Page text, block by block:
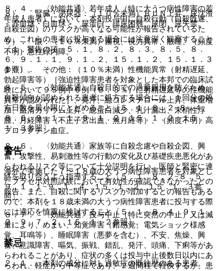
８．４． 〈効能共通〉若年成人（特に大うつ病性障害の若
年成人患者）において、本剤投与中に自殺行動（自殺既遂、
自殺企図）のリスクが高くなる可能性が報告されているた
め、これらの患者に投与する場合には注意深く観察すること
〔１．警告の項、５．１、８．２、８．３、８．５、８．
６、９．１．１、９．１．２、１５．１．２、１５．１．３
参照〕。
８．５． 〈効能共通〉自殺目的での過量服用を防ぐため、
自殺傾向が認められる患者に処方する場合には、１回分の処
方日数を最小限にとどめること〔５．１、８．２−８．４、
８．６、９．１．１、９．１．２、１５．１．２、１５．
１．３参照〕。
８．６． 〈効能共通〉家族等に自殺念慮や自殺企図、興
奮、攻撃性、易刺激性等の行動の変化及び基礎疾患悪化があ
らわれるリスク等について十分説明を行い、医師と緊密に連
絡を取り合うよう指導すること〔５．１、８．２−８．５、
９．１．１−９．１．４、１５．１．２、１５．１．３参
照〕。
８．７． 〈効能共通〉投与中止（特に突然の中止）又は減
量により、めまい、知覚障害（錯感覚、電気ショック様感
覚、耳鳴等）、睡眠障害（悪夢を含む）、不安、焦燥、興
奮、意識障害、嘔気、振戦、錯乱、発汗、頭痛、下痢等があ
らわれることがあり、症状の多くは投与中止後数日以内にあ
らわれ、軽症から中等症であり、２週間程で軽快するが、患
８）． 腎臓・泌尿器：（１０％未満）ＢＵＮ上昇、尿沈渣
＜赤血球・白血球＞、尿蛋白、排尿困難、尿閉、尿失禁。
９）． 眼：（１０％未満）霧視、視力異常、散瞳、（頻度
不明）急性緑内障。
１０）． その他：（１０％未満）性機能異常（射精遅延、
勃起障害等）［強迫性障害患者を対象とした本邦での臨床試
験において９５例中６例（６．３％）に射精遅延等の性機能
異常が認められた］、発汗、総コレステロール上昇、体重増
加、血清カリウム上昇、総蛋白減少、乳汁漏出、末梢性浮
腫、月経障害（不正子宮出血、無月経等）、（頻度不明）高
プロラクチン血症。
警告
海外で実施した７〜１８歳の大うつ病性障害患者を対象とし
たプラセボ対照試験において有効性が確認できなかったとの
報告、また、自殺に関するリスクが増加するとの報告もある
ので、本剤を１８歳未満の大うつ病性障害患者に投与する際
には適応を慎重に検討すること〔５．１、８．４、９．１．
２、９．７．２、１５．１．２参照〕。
禁忌
２．１． 本剤の成分に対し過敏症の既往歴のある患者。